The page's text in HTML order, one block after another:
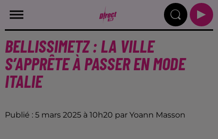
BELLISSIMETZ : LA VILLE
S’APPRÊTE À PASSER EN MODE
ITALIE
Publié : 5 mars 2025 à 10h20 par Yoann Masson